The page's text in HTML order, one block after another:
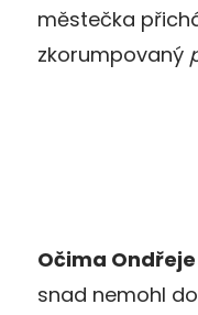
městečka
zkorumpovaný
Očima
snad nemohl